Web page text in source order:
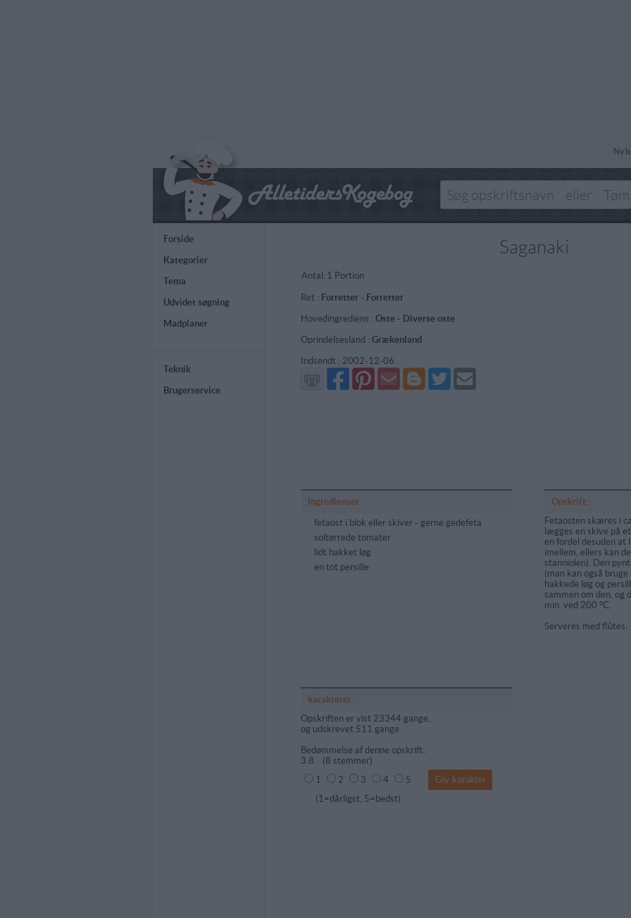
Ny
Forside
Kategorier
Tema
Udvidet søgning
Madplaner
Teknik
Brugerservice
Saganaki
Antal: 1 Portion
Ret : Forretter- Forretter
Hovedingrediens : Oste- Diverse oste
Oprindelsesland : Grækenland
Indsendt : 2002-12-06
Del
på
Facebook
Del
på
Pinterest
Send
via
GMail
Del
på
Blogger
Del
på
Twitter
Send
mail
Ingredienser:
fetaost i blok eller skiver - gerne gedefeta
soltørrede tomater
lidt hakket løg
en tot persille
Opskrift:
Fetaosten skæres i
lægges en skive på
en fordel desuden
imellem, ellers kan
stanniolen). Den
(man kan også
hakkede løg og
sammen om den, og
min. ved 200 °C.
Serveres med flûtes.
karakterer:
Opskriften er vist 23344 gange,
og udskrevet 511 gange.
Bedømmelse af denne opskrift:
3.8 (8 stemmer)
1
2 3 4
5
(1=dårligst, 5=bedst)